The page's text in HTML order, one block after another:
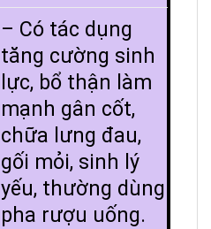
– Có tác dụng
tăng cường sinh
lực, bổ thận làm
mạnh gân cốt,
chữa lưng đau,
gối mỏi, sinh lý
yếu, thường dùng
pha rượu uống.